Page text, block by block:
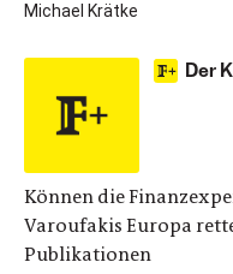
Michael Krätke
Der
Können die
Varoufakis Europa
Publikationen